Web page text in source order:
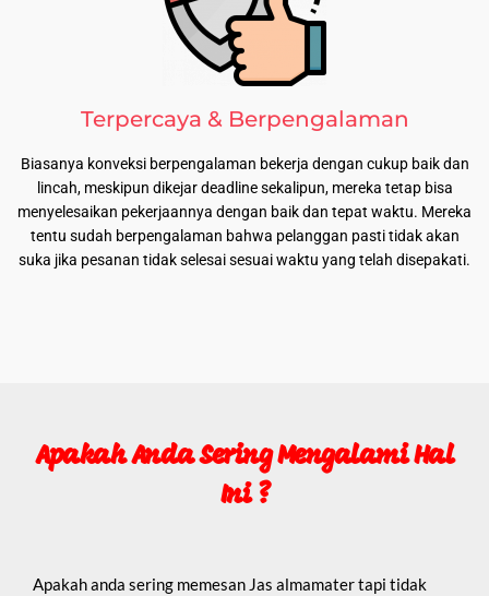
Terpercaya & Berpengalaman
Biasanya konveksi berpengalaman bekerja dengan cukup baik dan
lincah, meskipun dikejar deadline sekalipun, mereka tetap bisa
menyelesaikan pekerjaannya dengan baik dan tepat waktu. Mereka
tentu sudah berpengalaman bahwa pelanggan pasti tidak akan
suka jika pesanan tidak selesai sesuai waktu yang telah disepakati.
Apakah Anda Sering Mengalami Hal
Ini ?
Apakah anda sering memesan Jas almamater tapi tidak